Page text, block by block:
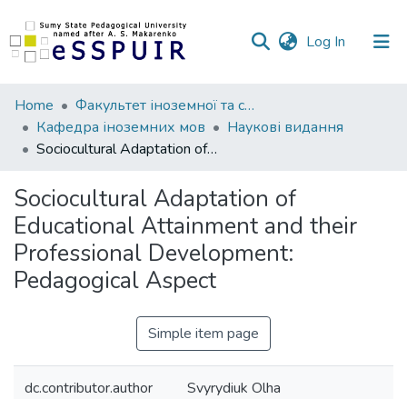
Log In (current)
Communities
&
Collections
Statistics
Home
Факультет іноземної та слов’янської філології
Кафедра іноземних мов
Наукові видання
Sociocultural Adaptation of Educational Attainment and their Professional Development: Pedagogical Aspect
Sociocultural Adaptation of
Educational Attainment and their
Professional Development:
Pedagogical Aspect
Simple item page
dc.contributor.author Svyrydiuk Olha